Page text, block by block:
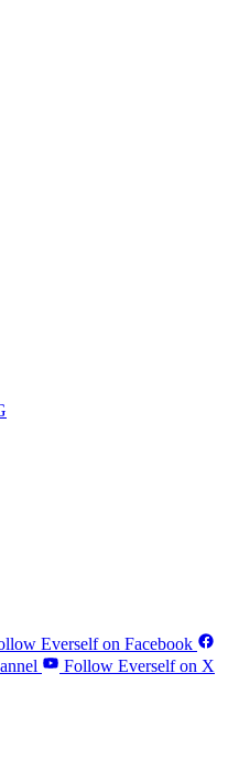
Everself on Facebook
Follow Everself on X